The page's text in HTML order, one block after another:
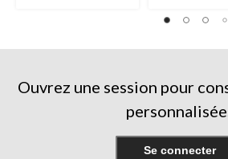
5
sur
23
Ouvrez une session pour
Se connecter